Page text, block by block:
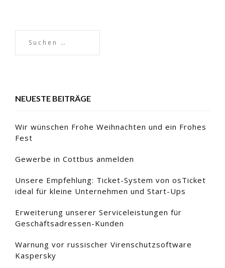
NEUESTE BEITRÄGE
Wir wünschen Frohe Weihnachten und ein Frohes
Fest
Gewerbe in Cottbus anmelden
Unsere Empfehlung: Ticket-System von osTicket
ideal für kleine Unternehmen und Start-Ups
Erweiterung unserer Serviceleistungen für
Geschäftsadressen-Kunden
Warnung vor russischer Virenschutzsoftware
Kaspersky